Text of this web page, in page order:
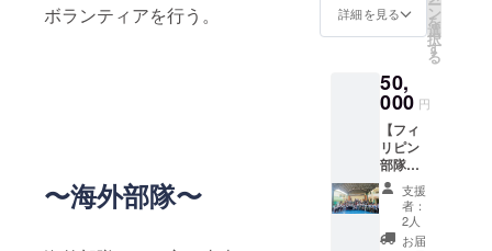
ボランティアを行う。
〜海外部隊〜
お送り
動報告
PDF】
ジアで
の活動
の様子
をまと
めた限
定レ
ポート
トワー
ク 【サ
ター】
現地の
子ども
たちの
笑顔と
共に、
活動報
告を添
えたお
手紙を
詳細を見る ー
ン
を
選
択
す
る
50,
000 円
【フィ
リピン
部隊時
のアー
トワー
ク】前
海外部
支援
者：
2人
お届